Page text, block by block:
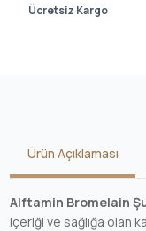
Ücretsiz Kargo
Ürün Açıklaması
Alftamin Bromelain
içeriği ve sağlığa olan